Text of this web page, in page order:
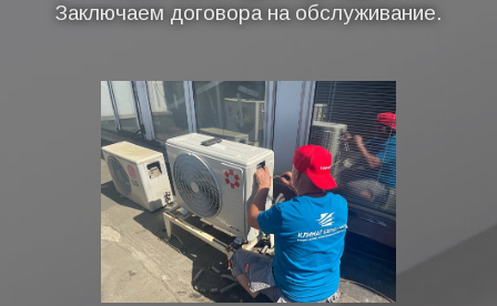
Заключаем договора на обслуживание.